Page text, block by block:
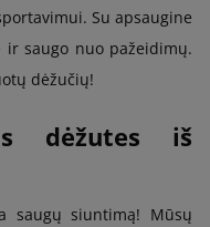
Su apsaugine
saugo nuo pažeidimų.
dėžučių!
dėžutes iš
saugų siuntimą! Mūsų